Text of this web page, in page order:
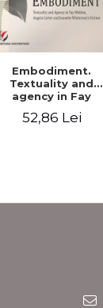
Embodiment.
Textuality and
agency in Fay
Carter and
52,86 Lei